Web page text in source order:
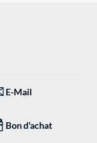
E-Mail
Bon d'achat